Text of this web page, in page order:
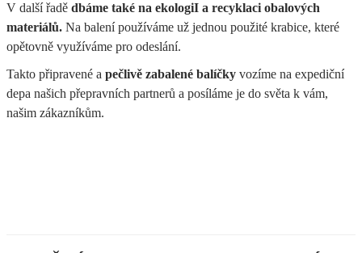
V další řadě dbáme také na ekologiI a recyklaci obalových
materiálů. Na balení používáme už jednou použité krabice, které
opětovně využíváme pro odeslání.
Takto připravené a pečlivě zabalené balíčky vozíme na expediční
depa našich přepravních partnerů a posíláme je do světa k vám,
našim zákazníkům.